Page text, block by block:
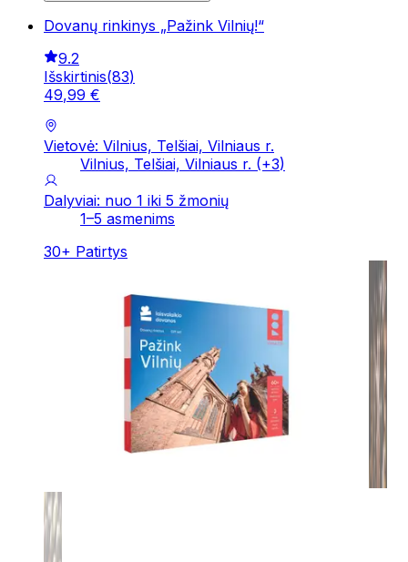
Dovanų rinkinys „Pažink Vilnių!“
9.2
Išskirtinis(83)
49,99 €
Vietovė: Vilnius, Telšiai, Vilniaus r.
Vilnius, Telšiai, Vilniaus r. (+3)
Dalyviai: nuo 1 iki 5 žmonių
1–5 asmenims
30+ Patirtys